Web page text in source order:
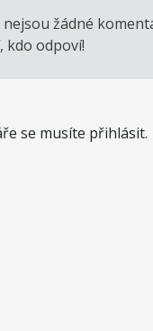
žádné
kdo odpoví!
se musíte přihlásit.